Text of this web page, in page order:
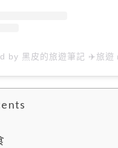
by 黑皮的旅遊筆記 ✈️旅